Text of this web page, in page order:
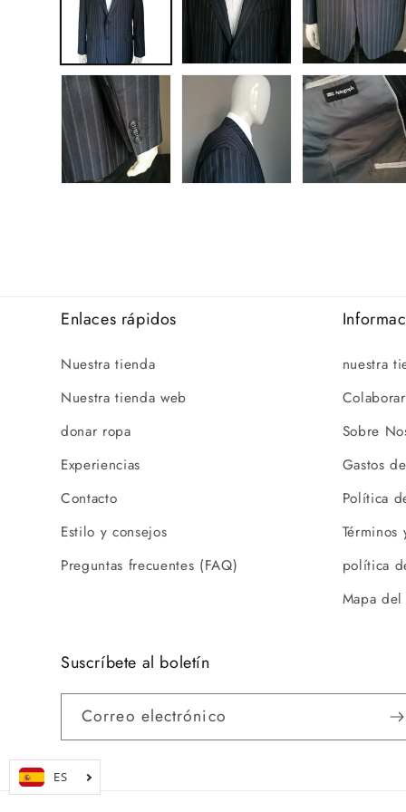
Enlaces rápidos
Nuestra tienda
Nuestra tienda web
donar ropa
Experiencias
Contacto
Estilo y consejos
Preguntas frecuentes (FAQ)
nuestra
Sobre
Gastos
Política
política
Mapa
Suscríbete al boletín
Correo electrónico